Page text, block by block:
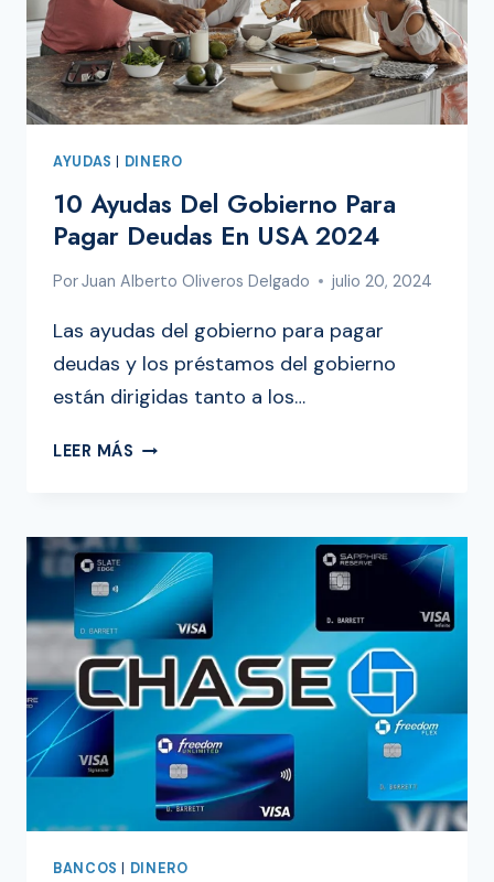
AYUDAS DINERO
10 Ayudas Del Gobierno Para
Pagar Deudas En USA 2024
PorJuan Alberto Oliveros Delgado julio 20, 2024
Las ayudas del gobierno para pagar
deudas y los préstamos del gobierno
están dirigidas tanto a los…
LEER MÁS 10
PARA
PAGAR
DEUDAS
EN
USA
2024
BANCOS DINERO